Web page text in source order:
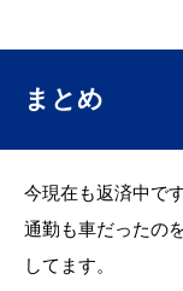
まとめ
今現在も返済中で
通勤も車だったの
してます。